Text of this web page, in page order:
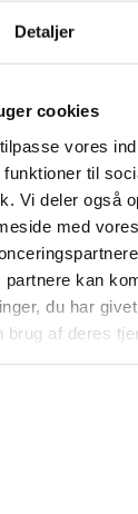
Detaljer
cookies
vores
til
Vi deler også
med
kan
du har
af deres
du kan lide,
med
og
tekst.
hjælpe med at
de 10 vigtigste
du gerne vil